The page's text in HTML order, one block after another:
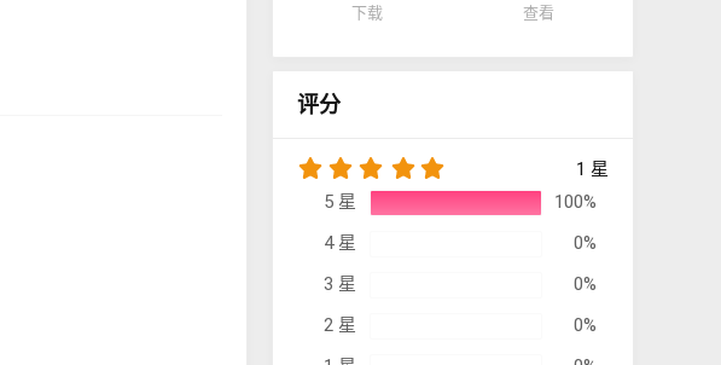
下载 查看
评分
.
0
1 星
5 星
100%
4 星
0%
3 星
0%
2 星
0%